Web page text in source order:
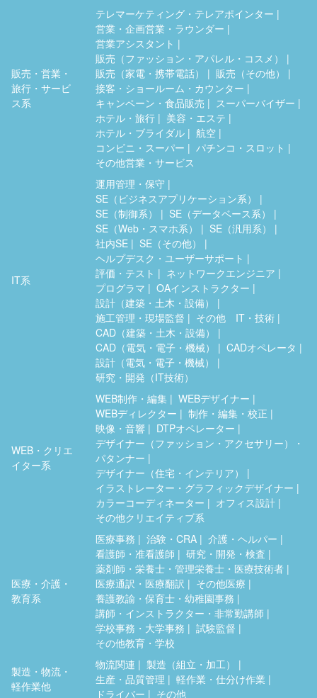
販売・営業・
旅行・サービ
ス系
テレマーケティング・テレアポインター
営業・企画営業・ラウンダー
営業アシスタント
販売（ファッション・アパレル・コスメ）
販売（家電・携帯電話）
販売（その他）
接客・ショールーム・カウンター
キャンペーン・食品販売
スーパーバイザー
ホテル・旅行
美容・エステ
ホテル・ブライダル
航空
コンビニ・スーパー
パチンコ・スロット
その他営業・サービス
IT系
運用管理・保守
SE（ビジネスアプリケーション系）
SE（制御系）
SE（データベース系）
SE（Web・スマホ系）
SE（汎用系）
社内SE
SE（その他）
ヘルプデスク・ユーザーサポート
評価・テスト
ネットワークエンジニア
プログラマ
OAインストラクター
設計（建築・土木・設備）
施工管理・現場監督
その他 IT・技術
CAD（建築・土木・設備）
CAD（電気・電子・機械）
CADオペレータ
設計（電気・電子・機械）
研究・開発（IT技術）
WEB・クリエ
イター系
WEB制作・編集
WEBデザイナー
WEBディレクター
制作・編集・校正
映像・音響
DTPオペレーター
デザイナー（ファッション・アクセサリー）・
パタンナー
デザイナー（住宅・インテリア）
イラストレーター・グラフィックデザイナー
カラーコーディネーター
オフィス設計
その他クリエイティブ系
医療・介護・
教育系
医療事務 治験・CRA
介護・ヘルパー
看護師・准看護師
研究・開発・検査
薬剤師・栄養士・管理栄養士・医療技術者
医療通訳・医療翻訳
その他医療
養護教諭・保育士・幼稚園事務
講師・インストラクター・非常勤講師
学校事務・大学事務
試験監督
その他教育・学校
製造・物流・
軽作業他
物流関連
製造（組立・加工）
生産・品質管理
軽作業・仕分け作業
ドライバー
その他